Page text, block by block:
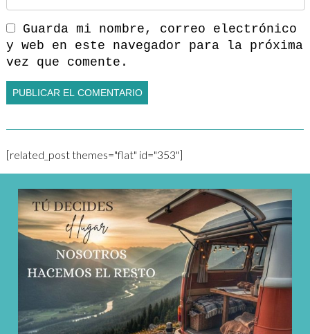
Guarda mi nombre, correo electrónico
y web en este navegador para la próxima
vez que comente.
[related_post themes="flat" id="353"]